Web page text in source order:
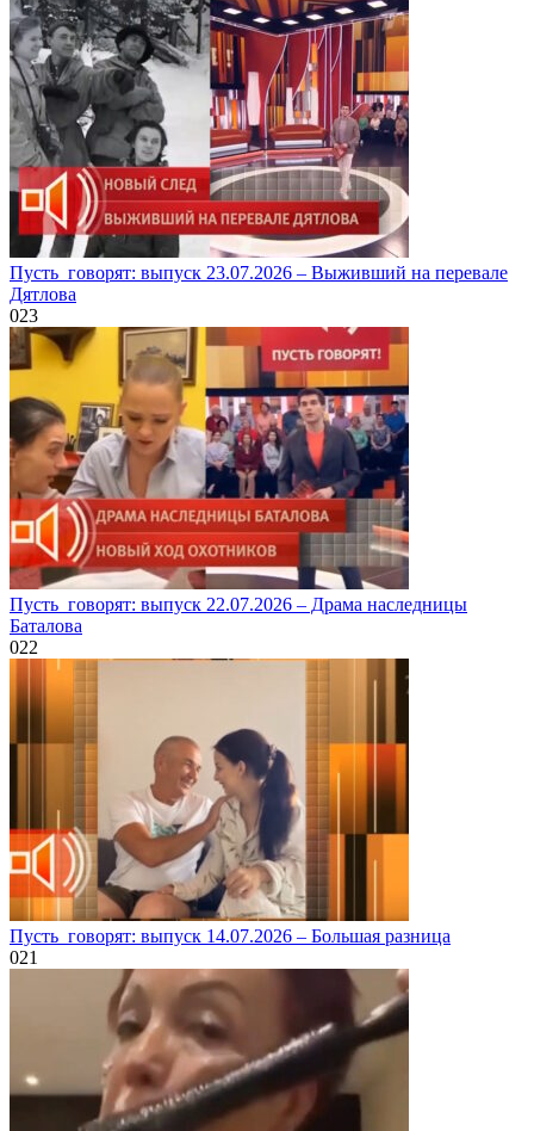
Пусть_говорят: выпуск 23.07.2026 – Выживший на перевале
Дятлова
023
Пусть_говорят: выпуск 22.07.2026 – Драма наследницы
Баталова
022
Пусть_говорят: выпуск 14.07.2026 – Большая разница
021